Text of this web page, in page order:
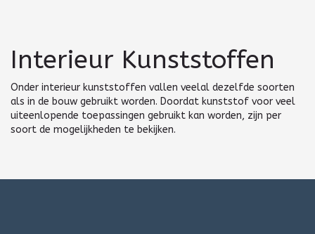
Interieur Kunststoffen
Onder interieur kunststoffen vallen veelal dezelfde soorten
als in de bouw gebruikt worden. Doordat kunststof voor veel
uiteenlopende toepassingen gebruikt kan worden, zijn per
soort de mogelijkheden te bekijken.